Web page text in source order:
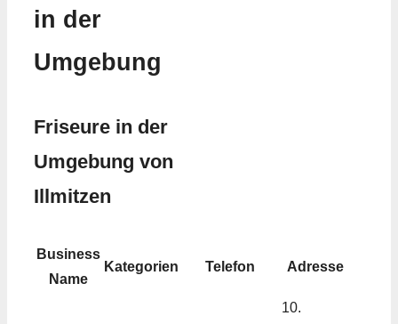
in der
Umgebung
Friseure in der
Umgebung von
Illmitzen
Business
Name
Kategorien Telefon Adresse
10.